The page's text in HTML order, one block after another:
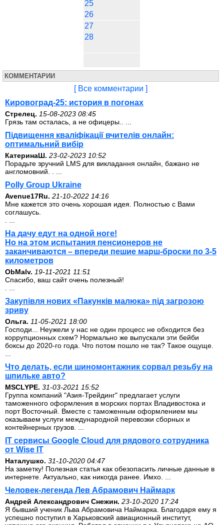
25
26
27
28
КОММЕНТАРИИ
[ Все комментарии ]
Кировоград-25: история в погонах
Стрелец. 15-08-2023 08:45
Грязь там осталась, а не офицеры.. ...
Підвищення кваліфікації вчителів онлайн:
оптимальний вибір
КатеринаШ. 23-02-2023 10:52
Порадьте зручний LMS для викладання онлайн, бажано не
англомовний. . ...
Polly Group Ukraine
Avenue17Ru. 21-10-2022 14:16
Мне кажется это очень хорошая идея. Полностью с Вами
соглашусь.
На дачу едут на одной ноге!
Но на этом испытания пенсионеров не
заканчиваются – впереди пешие марш-броски по 3-5
километров
ОbMalv. 19-11-2021 11:51
Спасибо, ваш сайт очень полезный!
Закупівля нових «Пакунків малюка» під загрозою
зриву
Ольга. 11-05-2021 18:00
Господи... Неужели у нас не один процесс не обходится без
коррупционных схем? Нормально же выпускали эти бейби
боксы до 2020-го года. Что потом пошло не так? Такое ощуще.
Что делать, если шиномонтажник сорвал резьбу на
шпильке авто?
MSCLYPE. 31-03-2021 15:52
Группа компаний "Азия-Трейдинг" предлагает услуги
таможенного оформления в морских портах Владивостока и
порт Восточный. Вместе с таможенным оформлением мы
оказываем услуги международной перевозки сборных и
контейнерных грузов. ...
IT сервисы Google Cloud для рядового сотрудника
от Wise IT
Наталушко. 31-10-2020 04:47
На заметку! Полезная статья как обезопасить личные данные в
интернете. Актуально, как никогда ранее. Имхо. ...
Человек-легенда Лев Абрамович Наймарк
Андрей Александрович Снежин. 23-10-2020 17:24
Я бывший ученик Льва Абрамовича Наймарка. Благодаря ему я
успешно поступил в Харьковский авиационный институт,